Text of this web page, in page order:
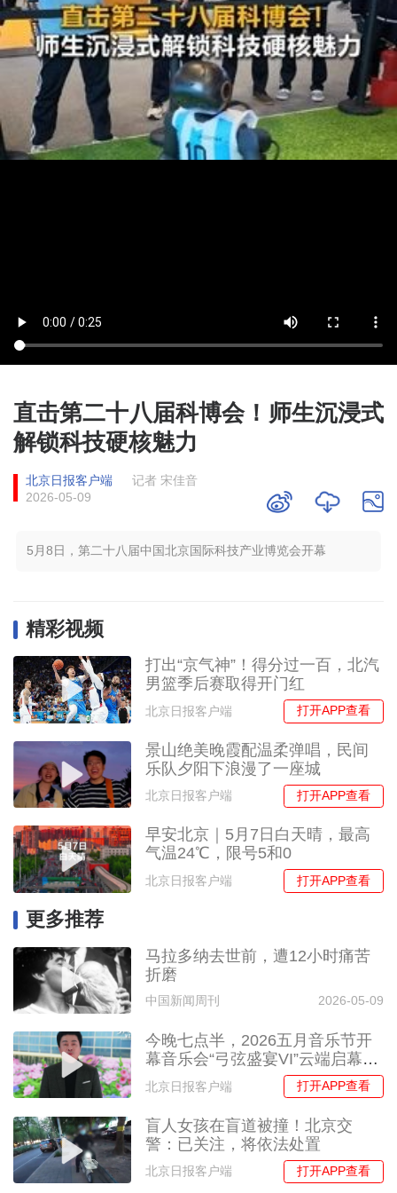
直击第二十八届科博会！师生沉浸式
解锁科技硬核魅力
北京日报客户端
记者 宋佳音
2026-05-09
5月8日，第二十八届中国北京国际科技产业博览会开幕
精彩视频
打出“京气神”！得分过一百，北汽
男篮季后赛取得开门红
北京日报客户端 打开APP查看
景山绝美晚霞配温柔弹唱，民间
乐队夕阳下浪漫了一座城
北京日报客户端 打开APP查看
早安北京｜5月7日白天晴，最高
气温24℃，限号5和0
北京日报客户端 打开APP查看
更多推荐
马拉多纳去世前，遭12小时痛苦
折磨
中国新闻周刊 2026-05-09
今晚七点半，2026五月音乐节开
幕音乐会“弓弦盛宴VI”云端启幕，
共赴莫扎特经典之约！
北京日报客户端 打开APP查看
盲人女孩在盲道被撞！北京交
警：已关注，将依法处置
北京日报客户端 打开APP查看